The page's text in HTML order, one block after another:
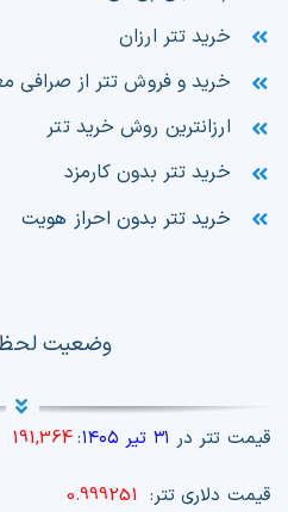
خرید تتر ارزان
خرید و فروش تتر از صرافی
ارزانترین روش خرید تتر
خرید تتر بدون کارمزد
خرید تتر بدون احراز هویت
وضعیت
قیمت تتر در ۳۱ تیر ۱۴۰۵ :
191,364
قیمت دلاری تتر: 0.999251